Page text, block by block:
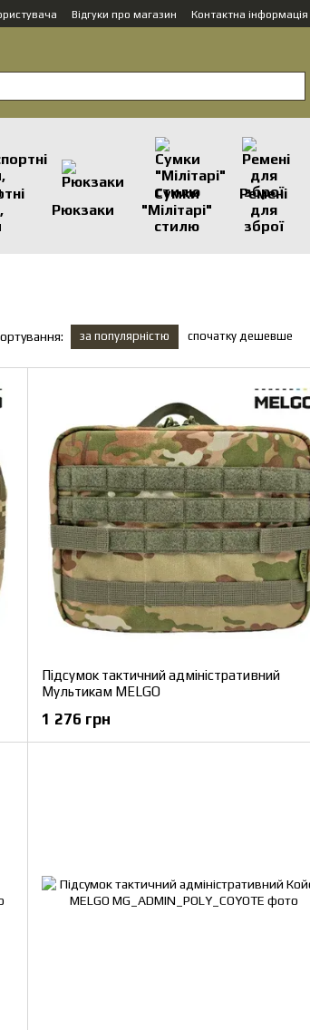
Відгуки про магазин Контактна інформація
Рюкзаки
Сумки
"Мілітарі"
стилю
Ремені
для
зброї
за популярністю спочатку дешевше
Підсумок тактичний адміністративний
Мультикам MELGO
1 276 грн